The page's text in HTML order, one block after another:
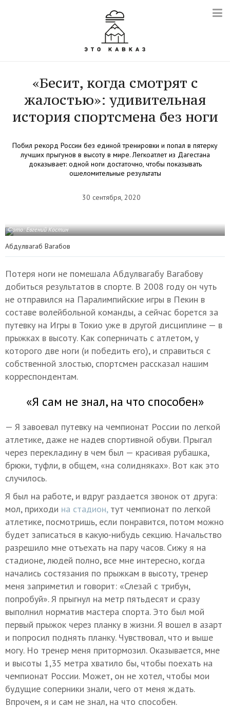
«Бесит, когда смотрят с
жалостью»: удивительная
история спортсмена без ноги
Побил рекорд России без единой тренировки и попал в пятерку
лучших прыгунов в высоту в мире. Легкоатлет из Дагестана
доказывает: одной ноги достаточно, чтобы показывать
ошеломительные результаты
30 сентября, 2020
Фото: Евгений Костин
Абдулвагаб Вагабов
Потеря ноги не помешала Абдулвагабу Вагабову
добиться результатов в спорте. В 2008 году он чуть
не отправился на Паралимпийские игры в Пекин в
составе волейбольной команды, а сейчас борется за
путевку на Игры в Токио уже в другой дисциплине — в
прыжках в высоту. Как соперничать с атлетом, у
которого две ноги (и победить его), и справиться с
собственной злостью, спортсмен рассказал нашим
корреспондентам.
«Я сам не знал, на что способен»
— Я завоевал путевку на чемпионат России по легкой
атлетике, даже не надев спортивной обуви. Прыгал
через перекладину в чем был — красивая рубашка,
брюки, туфли, в общем, «на солидняках». Вот как это
случилось.
Я был на работе, и вдруг раздается звонок от друга:
мол, приходи на стадион, тут чемпионат по легкой
атлетике, посмотришь, если понравится, потом можно
будет записаться в какую-нибудь секцию. Начальство
разрешило мне отъехать на пару часов. Сижу я на
стадионе, людей полно, все мне интересно, когда
начались состязания по прыжкам в высоту, тренер
меня заприметил и говорит: «Слезай с трибун,
попробуй». Я прыгнул на метр пятьдесят и сразу
выполнил норматив мастера спорта. Это был мой
первый прыжок через планку в жизни. Я вошел в азарт
и попросил поднять планку. Чувствовал, что и выше
могу. Но тренер меня притормозил. Оказывается, мне
и высоты 1,35 метра хватило бы, чтобы поехать на
чемпионат России. Может, он не хотел, чтобы мои
будущие соперники знали, чего от меня ждать.
Впрочем, я и сам не знал, на что способен.